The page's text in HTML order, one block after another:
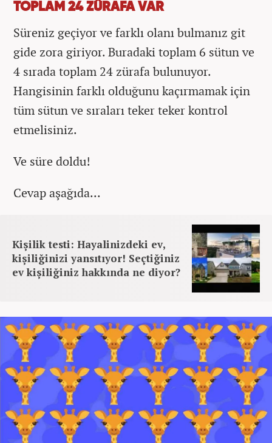
TOPLAM 24 ZÜRAFA VAR
Süreniz geçiyor ve farklı olanı bulmanız git
gide zora giriyor. Buradaki toplam 6 sütun ve
4 sırada toplam 24 zürafa bulunuyor.
Hangisinin farklı olduğunu kaçırmamak için
tüm sütun ve sıraları teker teker kontrol
etmelisiniz.
Ve süre doldu!
Cevap aşağıda...
Kişilik testi: Hayalinizdeki ev,
kişiliğinizi yansıtıyor! Seçtiğiniz
ev kişiliğiniz hakkında ne diyor?